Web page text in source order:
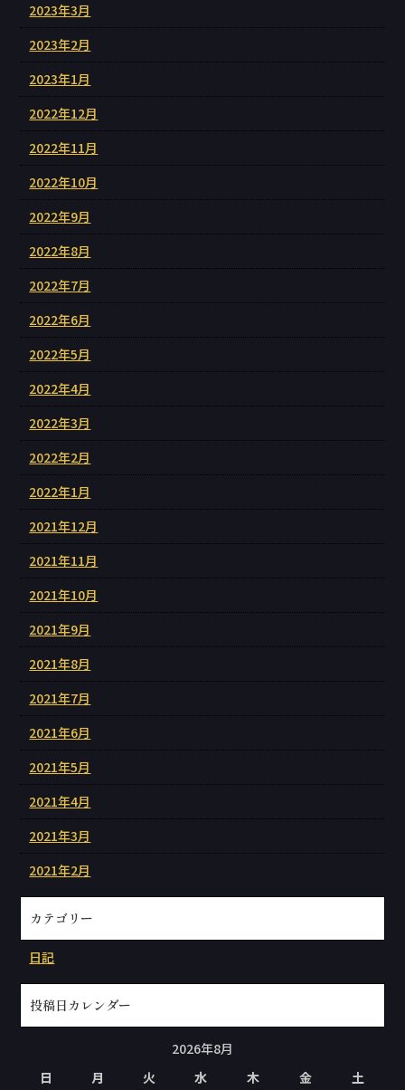
2023年3月
2023年2月
2023年1月
2022年12月
2022年11月
2022年10月
2022年9月
2022年8月
2022年7月
2022年6月
2022年5月
2022年4月
2022年3月
2022年2月
2022年1月
2021年12月
2021年11月
2021年10月
2021年9月
2021年8月
2021年7月
2021年6月
2021年5月
2021年4月
2021年3月
2021年2月
カテゴリー
日記
投稿日カレンダー
2026年8月
日
月 火 水 木 金 土